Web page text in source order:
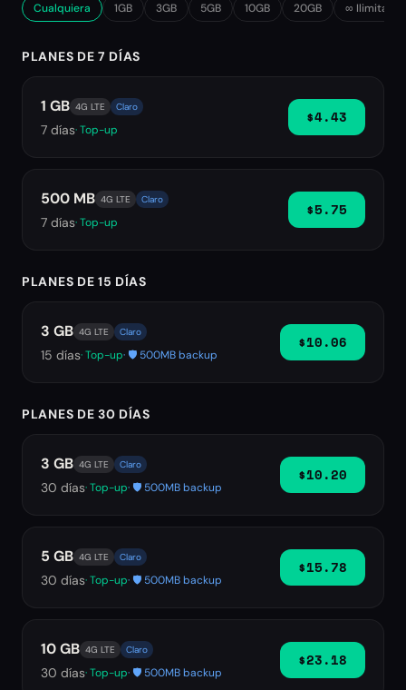
Cualquiera 1GB 3GB 5GB 10GB 20GB ∞ Ilimitado
PLANES DE 7 DÍAS
1 GB 4G LTE Claro
7 días· Top-up
$4.43
500 MB 4G LTE Claro
7 días· Top-up
$5.75
PLANES DE 15 DÍAS
3 GB 4G LTE Claro
15 días· Top-up· 🛡️ 500MB backup
$10.06
PLANES DE 30 DÍAS
3 GB 4G LTE Claro
30 días· Top-up· 🛡️ 500MB backup
$10.20
5 GB 4G LTE Claro
30 días· Top-up· 🛡️ 500MB backup
$15.78
10 GB 4G LTE Claro
30 días· Top-up· 🛡️ 500MB backup
$23.18